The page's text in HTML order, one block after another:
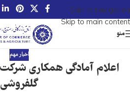
Skip to navigation
Skip to main content
منو
اخبار مهم
گلفروشی